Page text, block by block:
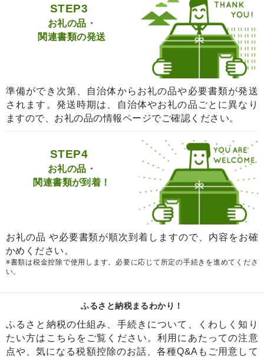
STEP3
お礼の品・
関連書類の発送
準備ができ次第、自治体からお礼の品や必要書類が発送
されます。発送時期は、自治体やお礼の品ごとに異なり
ますので、お礼の品の情報ページでご確認ください。
STEP4
お礼の品・
関連書類が到着！
お礼の品 や必要書類が順次到着しますので、内容をお確
かめください。
※書類は税金控除で使用します。必要に応じて所定の手続きを進めてくださ
い。
ふるさと納税まるわかり！
ふるさと納税の仕組み、手続きについて、くわしく知り
たい方はこちらをご覧ください。利用にあたっての注意
点や、気になる税額控除のお話、各種Q&Aもご用意して